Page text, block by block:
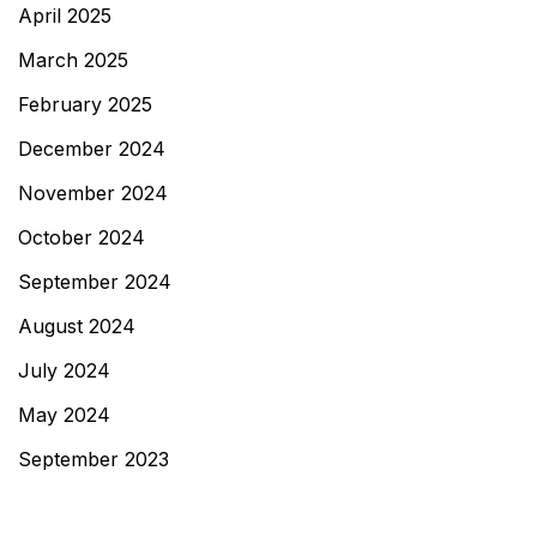
April 2025
March 2025
February 2025
December 2024
November 2024
October 2024
September 2024
August 2024
July 2024
May 2024
September 2023